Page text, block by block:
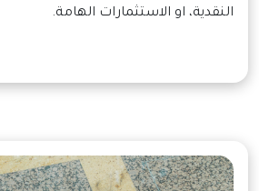
النقدية، او الاستثمارات الهامة.